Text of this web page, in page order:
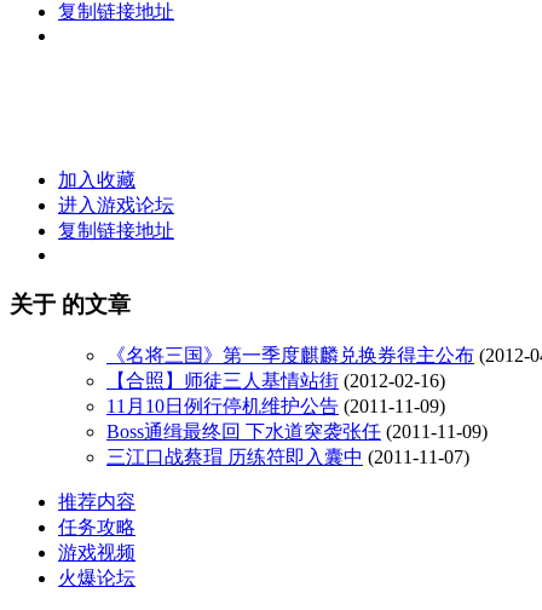
复制链接地址
加入收藏
进入游戏论坛
复制链接地址
关于 的文章
《名将三国》第一季度麒麟兑换券得主公布 (2012-
【合照】师徒三人基情站街 (2012-02-16)
11月10日例行停机维护公告 (2011-11-09)
Boss通缉最终回 下水道突袭张任 (2011-11-09)
三江口战蔡瑁 历练符即入囊中 (2011-11-07)
推荐内容
任务攻略
游戏视频
火爆论坛